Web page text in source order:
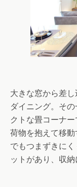
大きな窓から差
ダイニング。そ
クトな畳コーナ
荷物を抱えて移
でもつまずきに
ットがあり、収納